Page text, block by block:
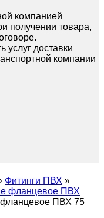
компанией
получении товара,
услуг доставки
компании
Фитинги ПВХ »
фланцевое ПВХ
ПВХ 75